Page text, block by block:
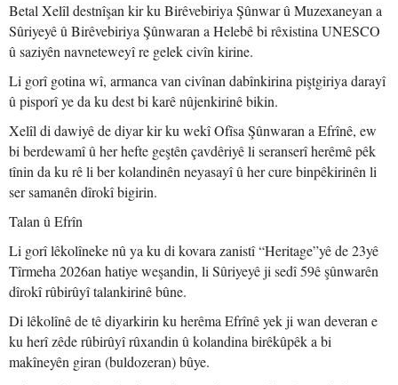
Betal Xelîl destnîşan kir ku Birêvebiriya Şûnwar û Muzexaneyan a
Sûriyeyê û Birêvebiriya Şûnwaran a Helebê bi rêxistina UNESCO
û saziyên navneteweyî re gelek civîn kirine.
Li gorî gotina wî, armanca van civînan dabînkirina piştgiriya darayî
û pisporî ye da ku dest bi karê nûjenkirinê bikin.
Xelîl di dawiyê de diyar kir ku wekî Ofîsa Şûnwaran a Efrînê, ew
bi berdewamî û her hefte geştên çavdêriyê li seranserî herêmê pêk
tînin da ku rê li ber kolandinên neyasayî û her cure binpêkirinên li
ser samanên dîrokî bigirin.
Talan û Efrîn
Li gorî lêkolîneke nû ya ku di kovara zanistî “Heritage”yê de 23yê
Tîrmeha 2026an hatiye weşandin, li Sûriyeyê ji sedî 59ê şûnwarên
dîrokî rûbirûyî talankirinê bûne.
Di lêkolînê de tê diyarkirin ku herêma Efrînê yek ji wan deveran e
ku herî zêde rûbirûyî rûxandin û kolandina birêkûpêk a bi
makîneyên giran (buldozeran) bûye.